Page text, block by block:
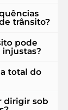
trânsito?
pode
total do
dirigir sob